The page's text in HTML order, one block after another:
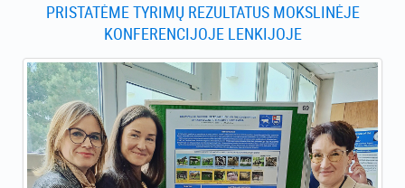
PRISTATĖME TYRIMŲ REZULTATUS MOKSLINĖJE
KONFERENCIJOJE LENKIJOJE